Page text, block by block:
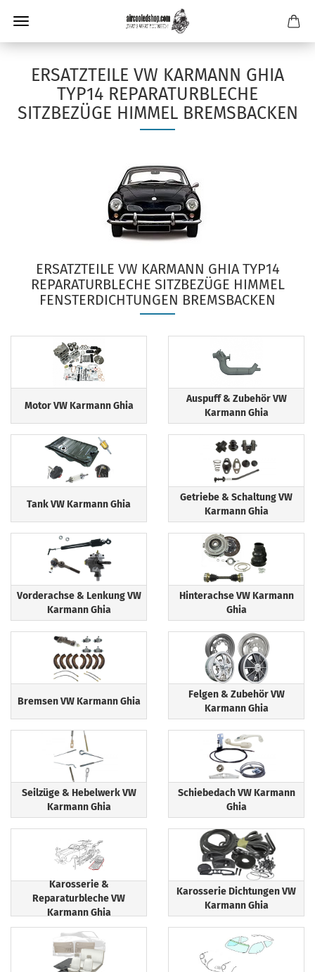
ERSATZTEILE VW KARMANN GHIA
TYP14 REPARATURBLECHE
SITZBEZÜGE HIMMEL BREMSBACKEN
ERSATZTEILE VW KARMANN GHIA TYP14
REPARATURBLECHE SITZBEZÜGE HIMMEL
FENSTERDICHTUNGEN BREMSBACKEN
Motor VW Karmann Ghia
Auspuff & Zubehör VW
Karmann Ghia
Tank VW Karmann Ghia
Getriebe & Schaltung VW
Karmann Ghia
Vorderachse & Lenkung VW
Karmann Ghia
Hinterachse VW Karmann
Ghia
Bremsen VW Karmann Ghia
Felgen & Zubehör VW
Karmann Ghia
Seilzüge & Hebelwerk VW
Karmann Ghia
Schiebedach VW Karmann
Ghia
Karosserie &
Reparaturbleche VW
Karmann Ghia
Karosserie Dichtungen VW
Karmann Ghia